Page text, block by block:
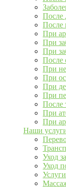
После
При
При
При
После
При
При
При
При
После
При
При
Наши
Уход
Уход